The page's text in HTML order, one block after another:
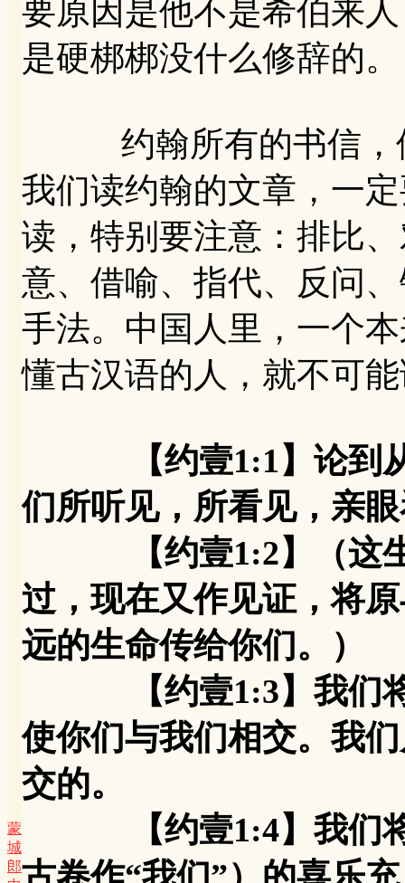
蒙
城
郎
要原因是他不是希伯来
是硬梆梆没什么修辞的。
约翰所有的书信，修
我们读约翰的文章，一
读，特别要注意：排比
意、借喻、指代、反问
手法。中国人里，一个
懂古汉语的人，就不可
【约壹1:1】论
们所听见，所看见，亲
【约壹1:2】（这生
过，现在又作见证，将
远的生命传给你们。）
【约壹1:3】我们将
使你们与我们相交。我
交的。
【约壹1:4】我们将